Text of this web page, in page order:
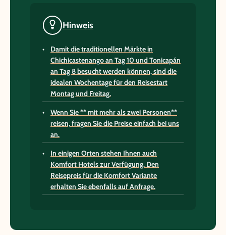
Hinweis
Damit die traditionellen Märkte in
Chichicastenango an Tag 10 und Tonicapán
an Tag 8 besucht werden können, sind die
idealen Wochentage für den Reisestart
Montag und Freitag.
Wenn Sie ** mit mehr als zwei Personen**
reisen, fragen Sie die Preise einfach bei uns
an.
In einigen Orten stehen Ihnen auch
Komfort Hotelszur Verfügung. Den
Reisepreis für die Komfort Variante
erhalten Sie ebenfalls auf Anfrage.